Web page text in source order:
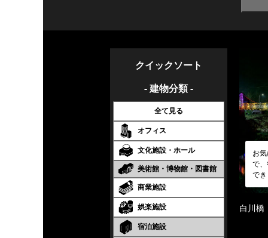
クイックソート
- 建物分類 -
全て見る
オフィス
文化施設・ホール
美術館・博物館・図書館
商業施設
娯楽施設
宿泊施設
お
で
で
白川橋